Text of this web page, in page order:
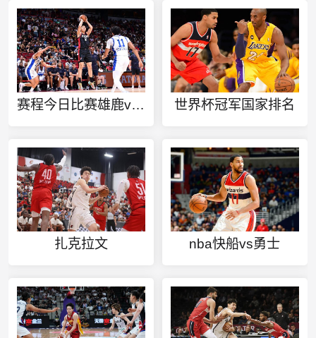
赛程今日比赛雄鹿vs国王 世界杯冠军国家排名
扎克拉文 nba快船vs勇士